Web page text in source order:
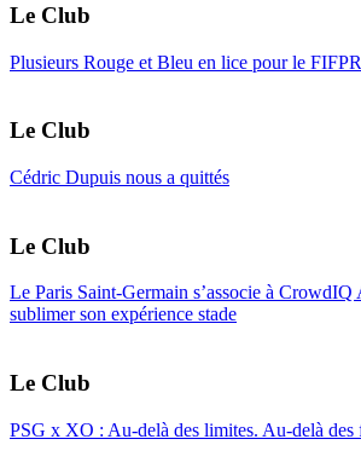
Le Club
Plusieurs Rouge et Bleu en lice pour le
Le Club
Cédric Dupuis nous a quittés
Le Club
Le Paris Saint-Germain s’associe à
sublimer son expérience stade
Le Club
PSG x XO : Au-delà des limites. Au-delà des